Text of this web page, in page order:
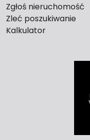
Zgłoś nieruchomość
Zleć poszukiwanie
Kalkulator